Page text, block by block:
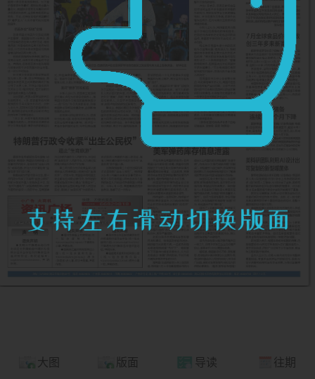
大图 版面 导读 往期